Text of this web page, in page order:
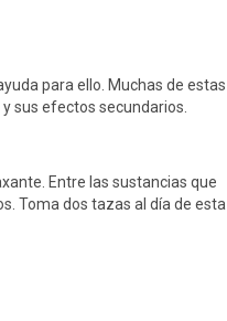
para ello. Muchas de estas
sus efectos secundarios.
Entre las sustancias que
Toma dos tazas al día de esta